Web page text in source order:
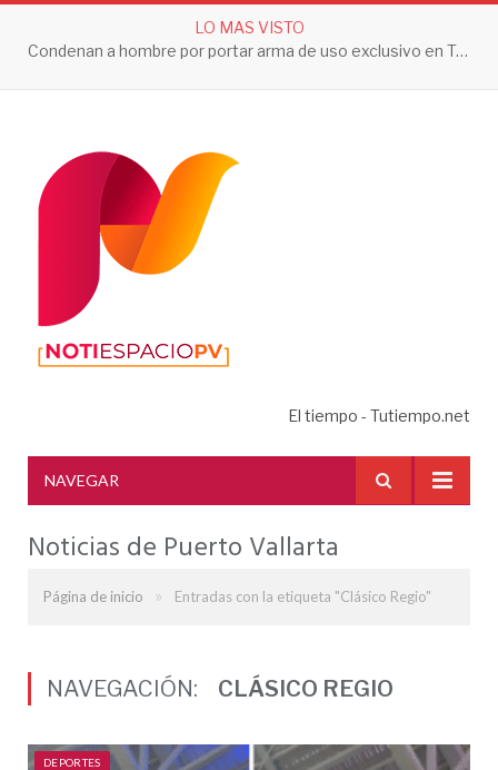
LO MAS VISTO
Condenan a hombre por portar arma de uso exclusivo en Tepic
El tiempo - Tutiempo.net
NAVEGAR
Noticias de Puerto Vallarta
Página de inicio » Entradas con la etiqueta "Clásico Regio"
NAVEGACIÓN: CLÁSICO REGIO
DEPORTES